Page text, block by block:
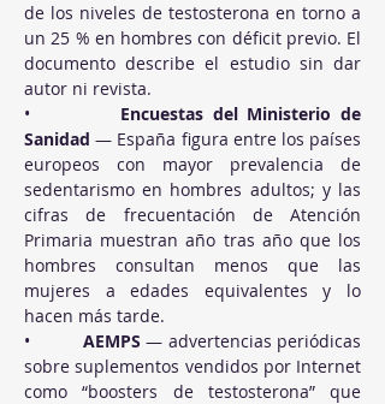
de los niveles de testosterona en torno a
un 25 % en hombres con déficit previo. El
documento describe el estudio sin dar
autor ni revista.
• Encuestas del Ministerio de
Sanidad — España figura entre los países
europeos con mayor prevalencia de
sedentarismo en hombres adultos; y las
cifras de frecuentación de Atención
Primaria muestran año tras año que los
hombres consultan menos que las
mujeres a edades equivalentes y lo
hacen más tarde.
• AEMPS — advertencias periódicas
sobre suplementos vendidos por Internet
como “boosters de testosterona” que